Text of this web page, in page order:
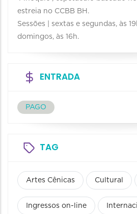
estreia no CCBB BH.
Sessões | sextas e segundas, às
domingos, às 16h.
ENTRADA
PAGO
TAG
Artes Cênicas Cultural
Ingressos on-line